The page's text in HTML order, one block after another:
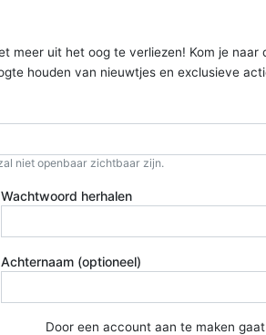
uit het oog te verliezen! Kom je naar
houden van nieuwtjes en exclusieve
niet openbaar zichtbaar zijn.
Wachtwoord herhalen
Achternaam (optioneel)
Door een account aan te maken